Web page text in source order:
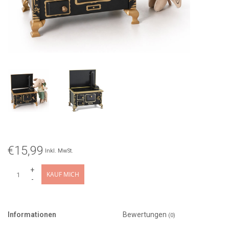
€15,99 Inkl. MwSt.
+
-
KAUF MICH
Informationen Bewertungen (0)